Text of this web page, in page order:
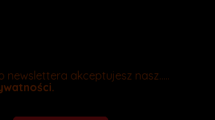
newslettera akceptujesz nasz.....
.